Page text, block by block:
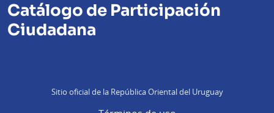
Catálogo de Participación
Ciudadana
Sitio oficial de la República Oriental del Uruguay